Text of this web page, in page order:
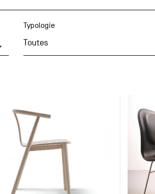
Typologie
Toutes